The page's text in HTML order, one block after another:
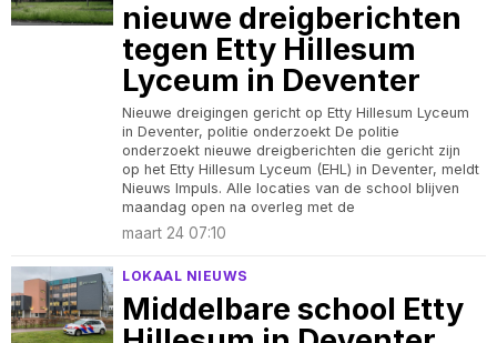
nieuwe dreigberichten
tegen Etty Hillesum
Lyceum in Deventer
Nieuwe dreigingen gericht op Etty Hillesum Lyceum
in Deventer, politie onderzoekt De politie
onderzoekt nieuwe dreigberichten die gericht zijn
op het Etty Hillesum Lyceum (EHL) in Deventer, meldt
Nieuws Impuls. Alle locaties van de school blijven
maandag open na overleg met de
maart 24 07:10
LOKAAL NIEUWS
Middelbare school Etty